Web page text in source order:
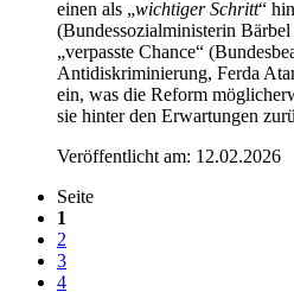
einen als „wichtiger Schritt“
(Bundessozialministerin
„verpasste Chance“
Antidiskriminierung, Ferda
ein, was die Reform
sie hinter den Erwartungen
Veröffentlicht am: 12.02.2026
Seite
1
2
3
4